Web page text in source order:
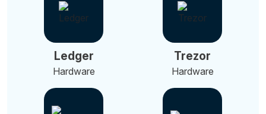
Ledger
Hardware
Trezor
Hardware